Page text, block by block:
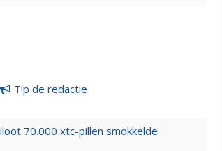
Tip de redactie
70.000 xtc-pillen smokkelde